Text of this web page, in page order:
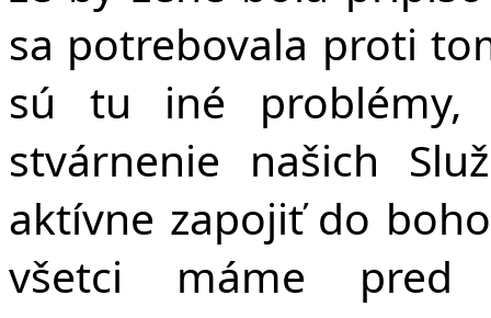
sa potrebovala proti
sú tu iné problémy,
stvárnenie našich
aktívne zapojiť do
všetci máme pred